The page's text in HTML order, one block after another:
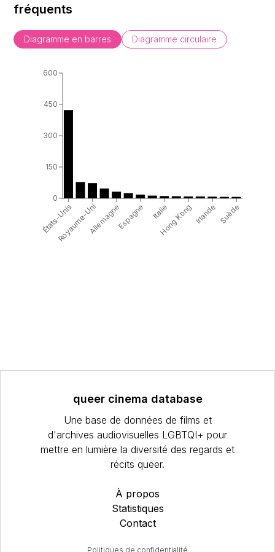
fréquents
Diagramme en barres Diagramme circulaire
États-Unis
Royaume-UniAllemagneEspagne Italie
Hong KongIrlande Suède
0
150
300
450
600
queer cinema database
Une base de données de films et
d'archives audiovisuelles LGBTQI+ pour
mettre en lumière la diversité des regards et
récits queer.
À propos
Statistiques
Contact
Politiques de confidentialité